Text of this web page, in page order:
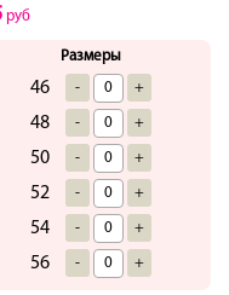
руб
Размеры
46 - +
48 - +
50 - +
52 - +
54 - +
56 - +